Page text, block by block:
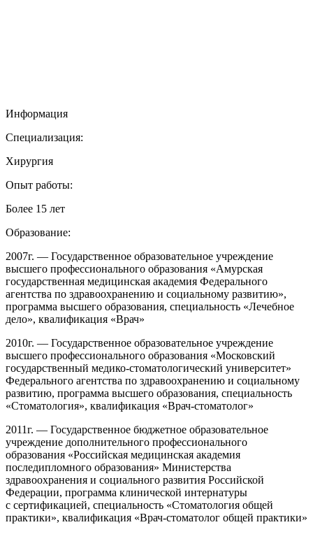
Информация
Специализация:
Хирургия
Опыт работы:
Более 15 лет
Образование:
2007г. — Государственное образовательное учреждение
высшего профессионального образования «Амурская
государственная медицинская академия Федерального
агентства по здравоохранению и социальному развитию»,
программа высшего образования, специальность «Лечебное
дело», квалификация «Врач»
2010г. — Государственное образовательное учреждение
высшего профессионального образования «Московский
государственный медико-стоматологический университет»
Федерального агентства по здравоохранению и социальному
развитию, программа высшего образования, специальность
«Стоматология», квалификация «Врач-стоматолог»
2011г. — Государственное бюджетное образовательное
учреждение дополнительного профессионального
образования «Российская медицинская академия
последипломного образования» Министерства
здравоохранения и социального развития Российской
Федерации, программа клинической интернатуры
с сертификацией, специальность «Стоматология общей
практики», квалификация «Врач-стоматолог общей практики»